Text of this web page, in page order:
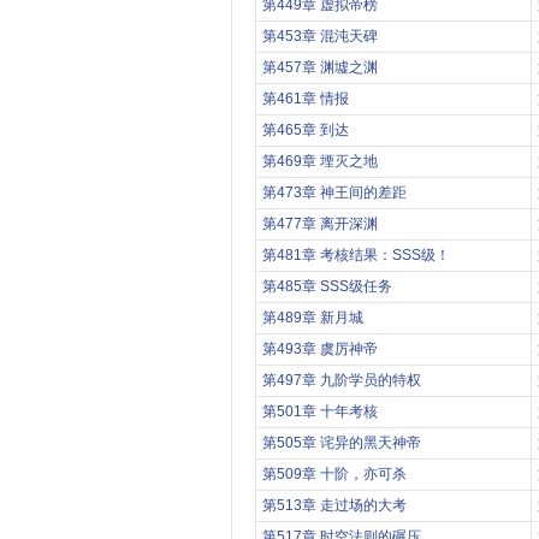
第449章 虚拟帝榜
第453章 混沌天碑
第457章 渊墟之渊
第461章 情报
第465章 到达
第469章 堙灭之地
第473章 神王间的差距
第477章 离开深渊
第481章 考核结果：SSS级！
第485章 SSS级任务
第489章 新月城
第493章 虞厉神帝
第497章 九阶学员的特权
第501章 十年考核
第505章 诧异的黑天神帝
第509章 十阶，亦可杀
第513章 走过场的大考